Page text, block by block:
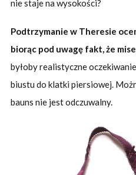
nie staje na wysokości?
Podtrzymanie w Theresie
biorąc pod uwagę fakt, że
byłoby realistyczne
biustu do klatki piersiowej.
bauns nie jest odczuwalny.